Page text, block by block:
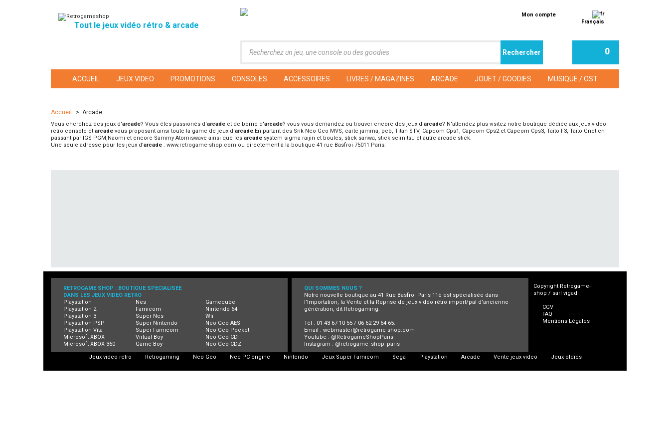
Tout le jeux vidéo rétro & arcade
Mon compte
Français
0
ACCUEIL JEUX VIDEO PROMOTIONS CONSOLES ACCESSOIRES LIVRES / MAGAZINES ARCADE JOUET / GOODIES MUSIQUE / OST
Accueil > Arcade
Vous cherchez des jeux d'arcade? Vous êtes passionés d'arcade et de borne d'arcade? vous vous demandez ou trouver encore des jeux d'arcade? N'attendez plus visitez notre boutique dédiée aux jeux video
retro console et arcade vous proposant ainsi toute la game de jeux d'arcade.En partant des Snk Neo Geo MVS, carte jamma, pcb, Titan STV, Capcom Cps1, Capcom Cps2 et Capcom Cps3, Taito F3, Taito Gnet en
passant par IGS PGM,Naomi et encore Sammy Atomiswave ainsi que les arcade system sigma raijin et boules, stick sanwa, stick seimitsu et autre arcade stick.
Une seule adresse pour les jeux d'arcade : www.retrogame-shop.com ou directement à la boutique 41 rue Basfroi 75011 Paris.
RETROGAME SHOP : BOUTIQUE SPECIALISEE
DANS LES JEUX VIDEO RETRO
Playstation
Playstation 2
Playstation 3
Playstation PSP
Playstation Vita
Microsoft XBOX
Microsoft XBOX 360
Nes
Famicom
Super Nes
Super Nintendo
Super Famicom
Virtual Boy
Game Boy
Gamecube
Nintendo 64
Wii
Neo Geo AES
Neo Geo Pocket
Neo Geo CD
Neo Geo CDZ
QUI SOMMES NOUS ?
Notre nouvelle boutique au 41 Rue Basfroi Paris 11è est spécialisée dans
l'Importation, la Vente et la Reprise de jeux vidéo rétro import/pal d'ancienne
génération, dit Retrogaming.
Tél : 01 43 67 10 55 / 06 62 29 64 65.
Email : webmaster@retrogame-shop.com
Youtube : @RetrogameShopParis
Instagram : @retrogame_shop_paris
Copyright Retrogame-
shop / sarl vigadi
CGV
FAQ
Mentions Légales
Jeux video retro Retrogaming Neo Geo Nec PC engine Nintendo Jeux Super Famicom Sega Playstation Arcade Vente jeux video Jeux oldies